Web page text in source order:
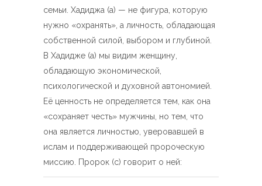
семьи. Хадиджа (а) — не фигура, которую
нужно «охранять», а личность, обладающая
собственной силой, выбором и глубиной.
В Хадидже (а) мы видим женщину,
обладающую экономической,
психологической и духовной автономией.
Её ценность не определяется тем, как она
«сохраняет честь» мужчины, но тем, что
она является личностью, уверовавшей в
ислам и поддерживающей пророческую
миссию. Пророк (с) говорит о ней: